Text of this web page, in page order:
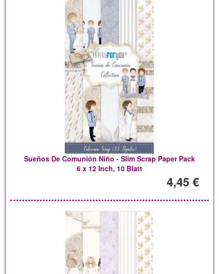
Sueños De Comunión Niño - Slim Scrap Paper Pack
6 x 12 Inch, 10 Blatt
4,45 €